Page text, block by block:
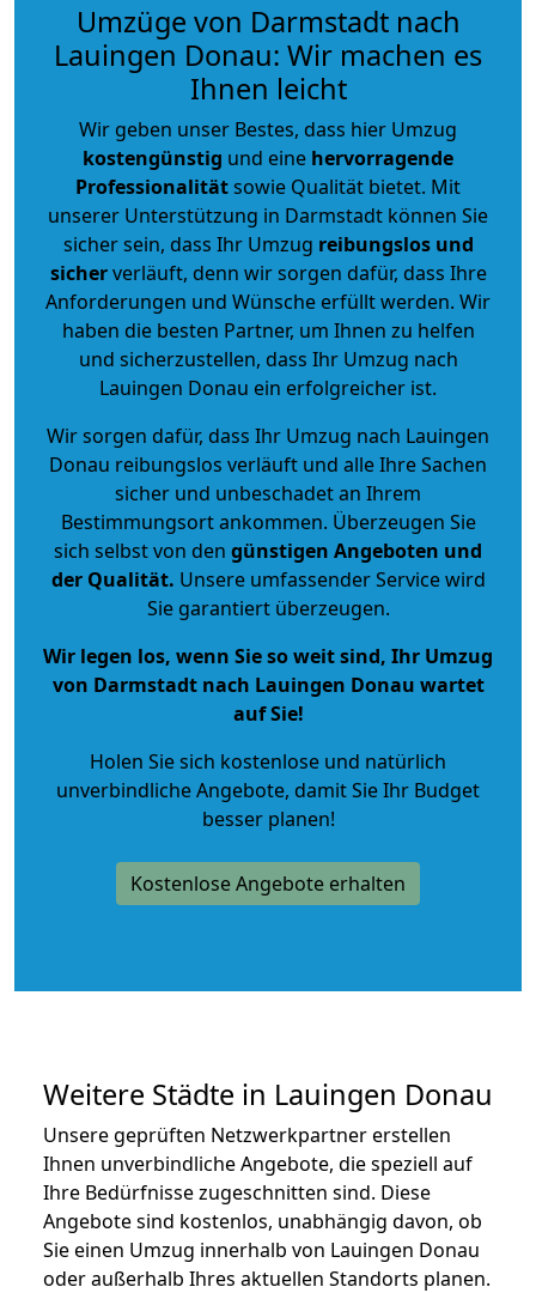
Umzüge von Darmstadt nach
Lauingen Donau: Wir machen es
Ihnen leicht
Wir geben unser Bestes, dass hier Umzug
kostengünstig und eine hervorragende
Professionalitätsowie Qualität bietet. Mit
unserer Unterstützung in Darmstadt können Sie
sicher sein, dass Ihr Umzug reibungslos und
sicherverläuft, denn wir sorgen dafür, dass Ihre
Anforderungen und Wünsche erfüllt werden. Wir
haben die besten Partner, um Ihnen zu helfen
und sicherzustellen, dass Ihr Umzug nach
Lauingen Donau ein erfolgreicher ist.
Wir sorgen dafür, dass Ihr Umzug nach Lauingen
Donau reibungslos verläuft und alle Ihre Sachen
sicher und unbeschadet an Ihrem
Bestimmungsort ankommen. Überzeugen Sie
sich selbst von den günstigen Angeboten und
der Qualität. Unsere umfassender Service wird
Sie garantiert überzeugen.
Wir legen los, wenn Sie so weit sind, Ihr Umzug
von Darmstadt nach Lauingen Donau wartet
auf Sie!
Holen Sie sich kostenlose und natürlich
unverbindliche Angebote, damit Sie Ihr Budget
besser planen!
Kostenlose Angebote erhalten
Weitere Städte in Lauingen Donau
Unsere geprüften Netzwerkpartner erstellen
Ihnen unverbindliche Angebote, die speziell auf
Ihre Bedürfnisse zugeschnitten sind. Diese
Angebote sind kostenlos, unabhängig davon, ob
Sie einen Umzug innerhalb von Lauingen Donau
oder außerhalb Ihres aktuellen Standorts planen.